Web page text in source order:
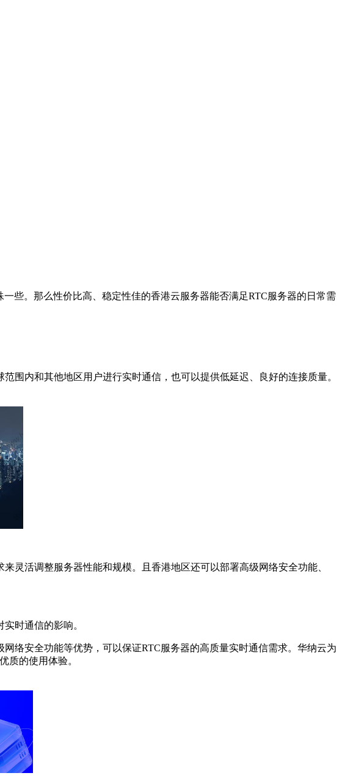
些。那么性价比高、稳定性佳的香港云服务器能否满足RTC服务器的日常需
围内和其他地区用户进行实时通信，也可以提供低延迟、良好的连接质量。
灵活调整服务器性能和规模。且香港地区还可以部署高级网络安全功能、
时通信的影响。
络安全功能等优势，可以保证RTC服务器的高质量实时通信需求。华纳云为
质的使用体验。